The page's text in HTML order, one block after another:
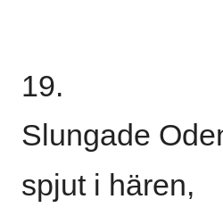
19.
Slungade
spjut i hären,